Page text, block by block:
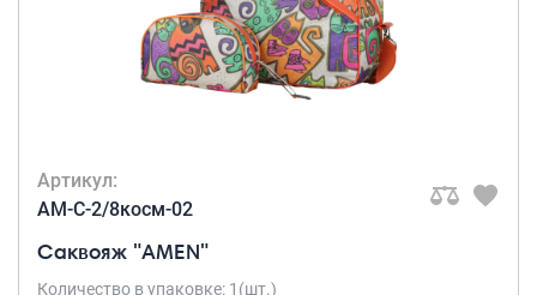
Артикул:
AM-C-2/8косм-02
Саквояж "AMEN"
Количество в упаковке: 1(шт.)